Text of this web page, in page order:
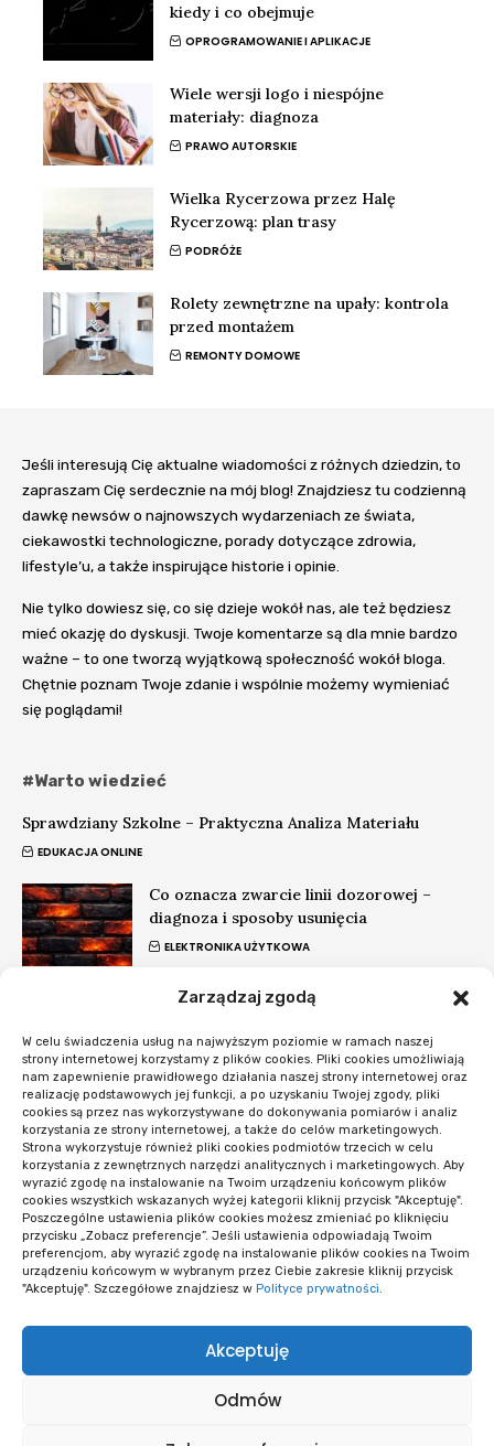
Zarządzaj zgodą
W celu świadczenia usług na najwyższym poziomie w ramach naszej
strony internetowej korzystamy z plików cookies. Pliki cookies umożliwiają
nam zapewnienie prawidłowego działania naszej strony internetowej oraz
realizację podstawowych jej funkcji, a po uzyskaniu Twojej zgody, pliki
cookies są przez nas wykorzystywane do dokonywania pomiarów i analiz
korzystania ze strony internetowej, a także do celów marketingowych.
Strona wykorzystuje również pliki cookies podmiotów trzecich w celu
korzystania z zewnętrznych narzędzi analitycznych i marketingowych. Aby
wyrazić zgodę na instalowanie na Twoim urządzeniu końcowym plików
cookies wszystkich wskazanych wyżej kategorii kliknij przycisk "Akceptuję".
Poszczególne ustawienia plików cookies możesz zmieniać po kliknięciu
przycisku „Zobacz preferencje”. Jeśli ustawienia odpowiadają Twoim
preferencjom, aby wyrazić zgodę na instalowanie plików cookies na Twoim
urządzeniu końcowym w wybranym przez Ciebie zakresie kliknij przycisk
"Akceptuję". Szczegółowe znajdziesz w Polityce prywatności.
Akceptuję
Odmów
kiedy i co obejmuje
OPROGRAMOWANIE I APLIKACJE
Wiele wersji logo i niespójne
materiały: diagnoza
PRAWO AUTORSKIE
Wielka Rycerzowa przez Halę
Rycerzową: plan trasy
PODRÓŻE
Rolety zewnętrzne na upały: kontrola
przed montażem
REMONTY DOMOWE
Jeśli interesują Cię aktualne wiadomości z różnych dziedzin, to
zapraszam Cię serdecznie na mój blog! Znajdziesz tu codzienną
dawkę newsów o najnowszych wydarzeniach ze świata,
ciekawostki technologiczne, porady dotyczące zdrowia,
lifestyle’u, a także inspirujące historie i opinie.
Nie tylko dowiesz się, co się dzieje wokół nas, ale też będziesz
mieć okazję do dyskusji. Twoje komentarze są dla mnie bardzo
ważne – to one tworzą wyjątkową społeczność wokół bloga.
Chętnie poznam Twoje zdanie i wspólnie możemy wymieniać
się poglądami!
#Warto wiedzieć
Sprawdziany Szkolne – Praktyczna Analiza Materiału
EDUKACJA ONLINE
Co oznacza zwarcie linii dozorowej –
diagnoza i sposoby usunięcia
ELEKTRONIKA UŻYTKOWA
Jak uzyskać kredyt dla branży e-
E-COMMERCE
#Nowości
Co sprawdzić przed startem systemu
rezerwacji
OPROGRAMOWANIE I APLIKACJE
Opieka WordPress po wdrożeniu: kiedy i
co obejmuje
Wiele wersji logo i niespójne materiały: